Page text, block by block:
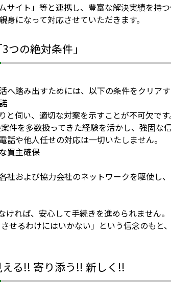
サイト」等と連携し、豊富な解決実績を持つ
になって対応させていただきます。
つの絶対条件」
へ踏み出すためには、以下の条件をクリアす
伺い、適切な対案を示すことが不可欠です
件を多数扱ってきた経験を活かし、強固な
話や他人任せの対応は一切いたしません。
買主確保
社および協力会社のネットワークを駆使
れば、安心して手続きを進められません。
させるわけにはいかない」という信念のもと
る!! 寄り添う!! 新しく!!